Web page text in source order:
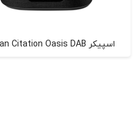
اسپیکر Harman Citation Oasis DAB